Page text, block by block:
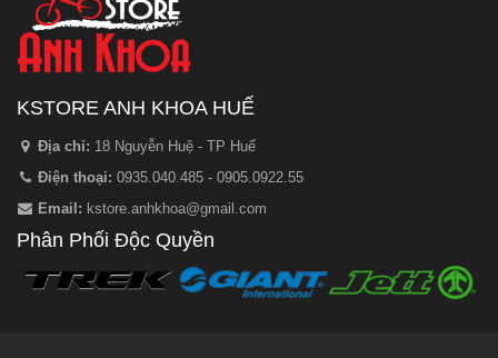
KSTORE ANH KHOA HUẾ
Địa chỉ: 18 Nguyễn Huệ - TP Huế
Điện thoại: 0935.040.485 - 0905.0922.55
Email: kstore.anhkhoa@gmail.com
Phân Phối Độc Quyền